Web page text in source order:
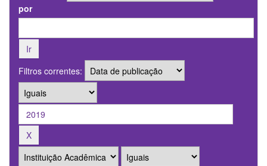
por
Filtros correntes: